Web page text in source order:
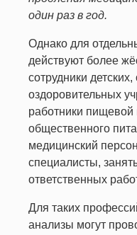
один раз в год.
Однако для
действуют более
сотрудники
оздоровительных
работники
общественного
медицинский
специалисты,
ответственных
Для таких
анализы могут